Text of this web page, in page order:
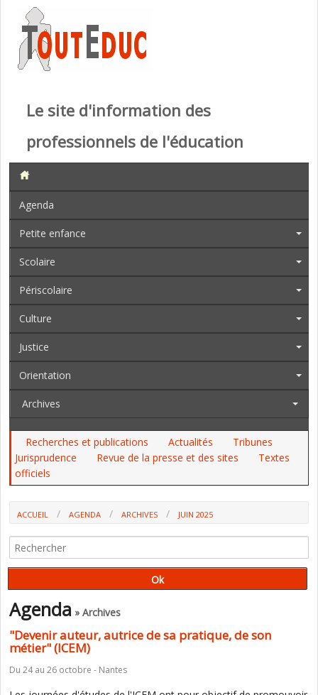
Le site d'information des
professionnels de l'éducation
Agenda
Petite enfance
Scolaire
Périscolaire
Culture
Justice
Orientation
Archives
Recherches et publications Actualités
Tribunes
Jurisprudence
Revue de la presse et des sites
Textes
officiels
ACCUEIL AGENDA ARCHIVES JUIN 2025
Agenda » Archives
"Devenir auteur, autrice de sa pratique, de son
métier" (ICEM)
Du 24 au 26 octobre - Nantes